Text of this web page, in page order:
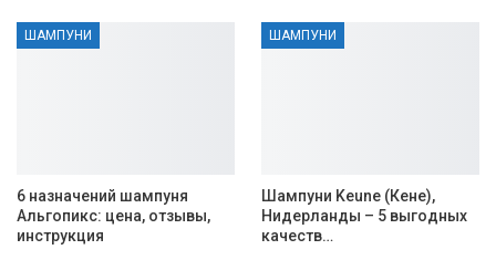
ШАМПУНИ
6 назначений шампуня
Альгопикс: цена, отзывы,
инструкция
ШАМПУНИ
Шампуни Keune (Кене),
Нидерланды – 5 выгодных
качеств…